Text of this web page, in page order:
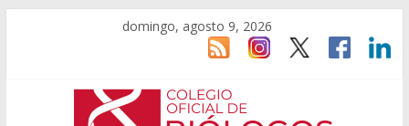
domingo, agosto 9, 2026